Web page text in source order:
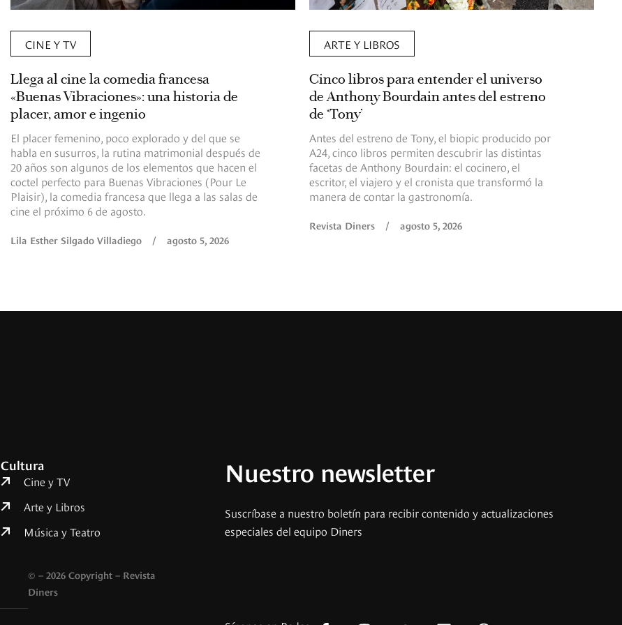
CINE Y TV
Llega al cine la comedia francesa
«Buenas Vibraciones»: una historia de
placer, amor e ingenio
El placer femenino, poco explorado y del que se
habla en susurros, la rutina matrimonial después de
20 años son algunos de los elementos que hacen el
coctel perfecto para Buenas Vibraciones (Pour Le
Plaisir), la comedia francesa que llega a las salas de
cine el próximo 6 de agosto.
Lila Esther Silgado Villadiego / agosto 5, 2026
ARTE Y LIBROS
Cinco libros para entender el universo
de Anthony Bourdain antes del estreno
de ‘Tony’
Antes del estreno de Tony, el biopic producido por
A24, cinco libros permiten descubrir las distintas
facetas de Anthony Bourdain: el cocinero, el
escritor, el viajero y el cronista que transformó la
manera de contar la gastronomía.
Revista Diners / agosto 5, 2026
Cultura
Cine y TV
Arte y Libros
Música y Teatro
© – 2026 Copyright – Revista
Diners
Nuestro newsletter
Suscríbase a nuestro boletín para recibir contenido y actualizaciones
especiales del equipo Diners